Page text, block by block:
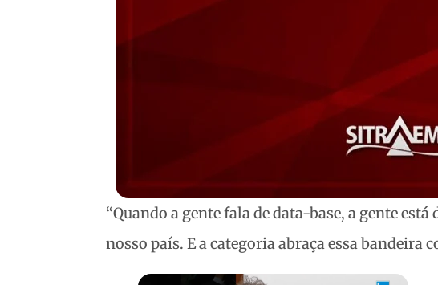
“Quando a gente fala de data-base, a gente
nosso país. E a categoria abraça essa bandeira